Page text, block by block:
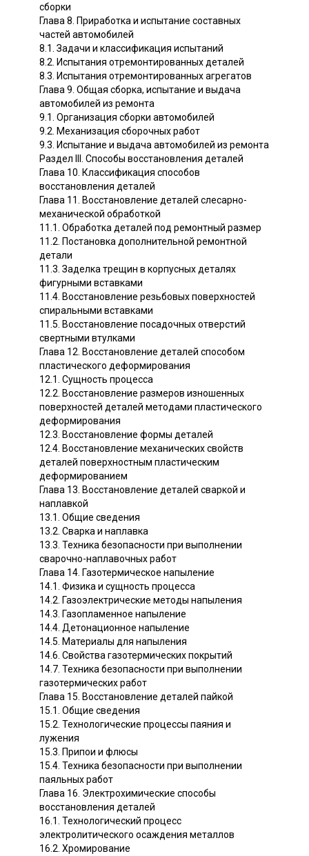
сборки
Глава 8. Приработка и испытание составных
частей автомобилей
8.1. Задачи и классификация испытаний
8.2. Испытания отремонтированных деталей
8.3. Испытания отремонтированных агрегатов
Глава 9. Общая сборка, испытание и выдача
автомобилей из ремонта
9.1. Организация сборки автомобилей
9.2. Механизация сборочных работ
9.3. Испытание и выдача автомобилей из ремонта
Раздел III. Способы восстановления деталей
Глава 10. Классификация способов
восстановления деталей
Глава 11. Восстановление деталей слесарно-
механической обработкой
11.1. Обработка деталей под ремонтный размер
11.2. Постановка дополнительной ремонтной
детали
11.3. Заделка трещин в корпусных деталях
фигурными вставками
11.4. Восстановление резьбовых поверхностей
спиральными вставками
11.5. Восстановление посадочных отверстий
свертными втулками
Глава 12. Восстановление деталей способом
пластического деформирования
12.1. Сущность процесса
12.2. Восстановление размеров изношенных
поверхностей деталей методами пластического
деформирования
12.3. Восстановление формы деталей
12.4. Восстановление механических свойств
деталей поверхностным пластическим
деформированием
Глава 13. Восстановление деталей сваркой и
наплавкой
13.1. Общие сведения
13.2. Сварка и наплавка
13.3. Техника безопасности при выполнении
сварочно-наплавочных работ
Глава 14. Газотермическое напыление
14.1. Физика и сущность процесса
14.2. Газоэлектрические методы напыления
14.3. Газопламенное напыление
14.4. Детонационное напыление
14.5. Материалы для напыления
14.6. Свойства газотермических покрытий
14.7. Техника безопасности при выполнении
газотермических работ
Глава 15. Восстановление деталей пайкой
15.1. Общие сведения
15.2. Технологические процессы паяния и
лужения
15.3. Припои и флюсы
15.4. Техника безопасности при выполнении
паяльных работ
Глава 16. Электрохимические способы
восстановления деталей
16.1. Технологический процесс
электролитического осаждения металлов
16.2. Хромирование